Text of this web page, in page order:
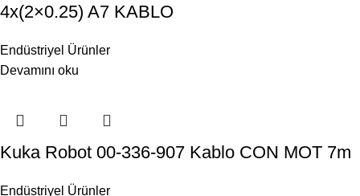
4x(2×0.25) A7 KABLO
Endüstriyel Ürünler
Devamını oku
Kuka Robot 00-336-907 Kablo CON MOT 7m
Endüstriyel Ürünler